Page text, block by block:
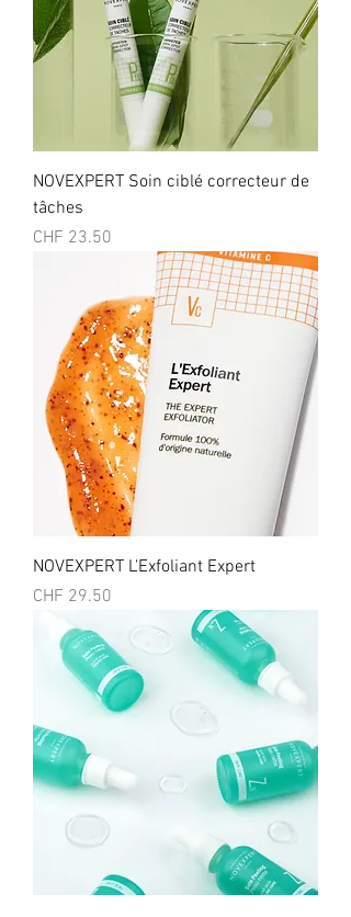
NOVEXPERT Soin ciblé correcteur de
tâches
Prix
CHF 23.50
NOVEXPERT L'Exfoliant Expert
Prix
CHF 29.50